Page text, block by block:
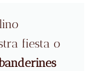
fiesta o